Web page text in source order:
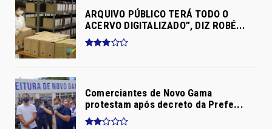
ARQUIVO PÚBLICO TERÁ TODO O
ACERVO DIGITALIZADO”, DIZ ROBÉ...
Comerciantes de Novo Gama
protestam após decreto da Prefe...